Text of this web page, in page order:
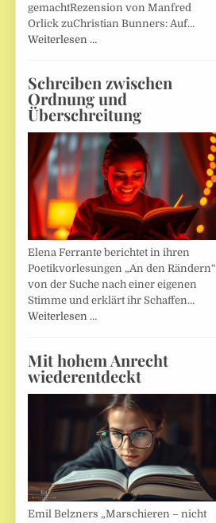
gemachtRezension von Manfred
Orlick zuChristian Bunners: Auf…
Weiterlesen …
Schreiben zwischen
Ordnung und
Überschreitung
Elena Ferrante berichtet in ihren
Poetikvorlesungen „An den Rändern“
von der Suche nach einer eigenen
Stimme und erklärt ihr Schaffen…
Weiterlesen …
Mit hohem Anrecht
wiederentdeckt
Emil Belzners „Marschieren – nicht